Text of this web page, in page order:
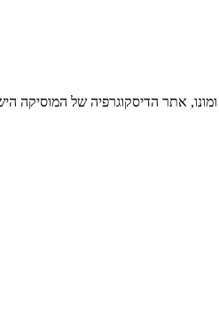
אתר הדיסקוגרפיה של